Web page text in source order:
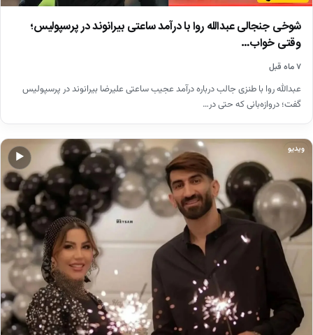
شوخی جنجالی عبدالله روا با درآمد ساعتی بیرانوند در پرسپولیس؛
وقتی خواب…
۷ ماه قبل
عبدالله روا با طنزی جالب درباره درآمد عجیب ساعتی علیرضا بیرانوند در پرسپولیس
گفت؛ دروازه‌بانی که حتی در…
▶
ویدیو